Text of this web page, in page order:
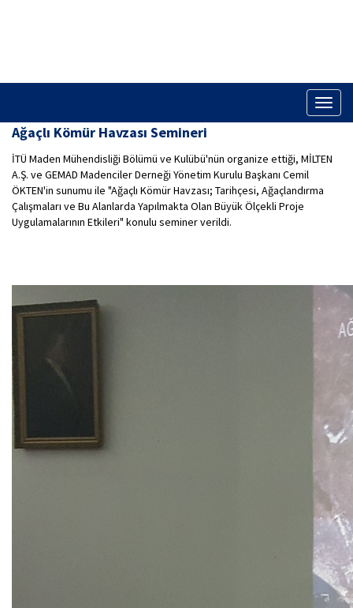
Ağaçlı Kömür Havzası Semineri
İTÜ Maden Mühendisliği Bölümü ve Kulübü'nün organize ettiği, MİLTEN
A.Ş. ve GEMAD Madenciler Derneği Yönetim Kurulu Başkanı Cemil
ÖKTEN'in sunumu ile "Ağaçlı Kömür Havzası; Tarihçesi, Ağaçlandırma
Çalışmaları ve Bu Alanlarda Yapılmakta Olan Büyük Ölçekli Proje
Uygulamalarının Etkileri" konulu seminer verildi.